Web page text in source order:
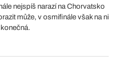
nejspíš narazí na Chorvatsko
může, v osmifinále však na ni